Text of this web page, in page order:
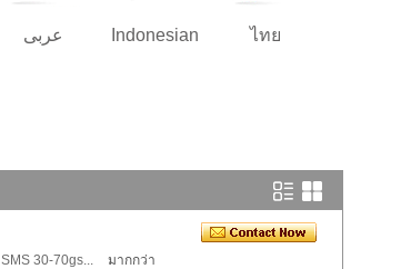
عربى Indonesian ไทย
30-70gs... มากกว่า